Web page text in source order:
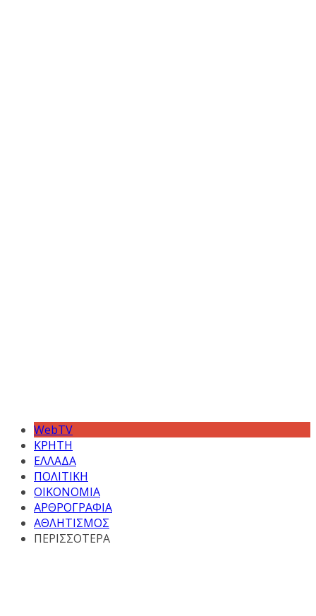
WebTV
ΚΡΗΤΗ
ΕΛΛΑΔΑ
ΠΟΛΙΤΙΚΗ
ΟΙΚΟΝΟΜΙΑ
ΑΡΘΡΟΓΡΑΦΙΑ
ΑΘΛΗΤΙΣΜΟΣ
ΠΕΡΙΣΣΟΤΕΡΑ